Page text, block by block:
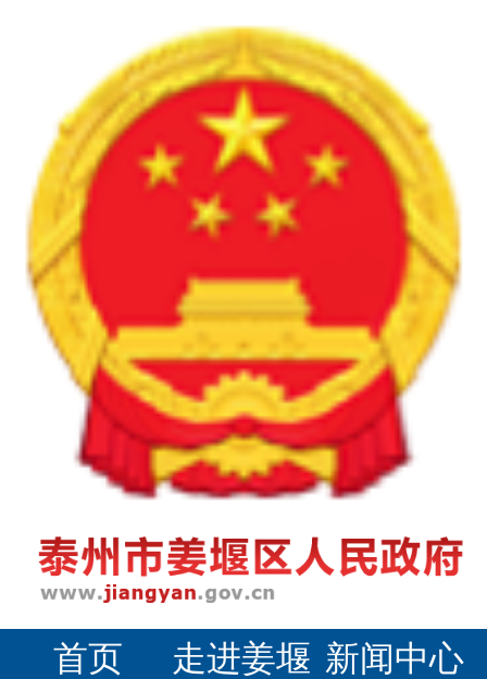
首页 走进姜堰 新闻中心